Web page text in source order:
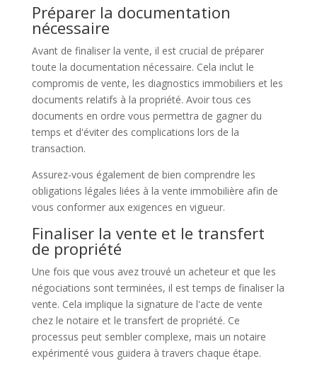
Préparer la documentation
nécessaire
Avant de finaliser la vente, il est crucial de préparer
toute la documentation nécessaire. Cela inclut le
compromis de vente, les diagnostics immobiliers et les
documents relatifs à la propriété. Avoir tous ces
documents en ordre vous permettra de gagner du
temps et d'éviter des complications lors de la
transaction.
Assurez-vous également de bien comprendre les
obligations légales liées à la vente immobilière afin de
vous conformer aux exigences en vigueur.
Finaliser la vente et le transfert
de propriété
Une fois que vous avez trouvé un acheteur et que les
négociations sont terminées, il est temps de finaliser la
vente. Cela implique la signature de l'acte de vente
chez le notaire et le transfert de propriété. Ce
processus peut sembler complexe, mais un notaire
expérimenté vous guidera à travers chaque étape.